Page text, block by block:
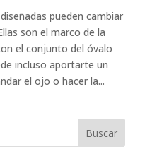
pueden cambiar
son el marco de la
el conjunto del óvalo
incluso aportarte un
el ojo o hacer la...